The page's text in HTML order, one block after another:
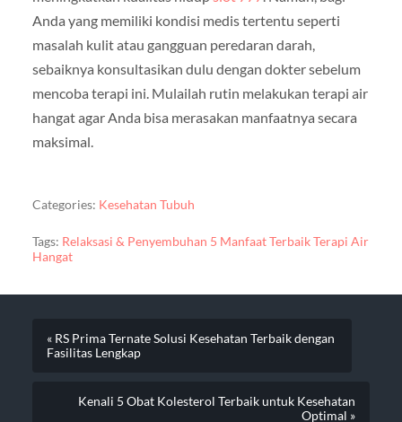
Anda yang memiliki kondisi medis tertentu seperti
masalah kulit atau gangguan peredaran darah,
sebaiknya konsultasikan dulu dengan dokter sebelum
mencoba terapi ini. Mulailah rutin melakukan terapi air
hangat agar Anda bisa merasakan manfaatnya secara
maksimal.
Categories: Kesehatan Tubuh
Tags: Relaksasi & Penyembuhan 5 Manfaat Terbaik Terapi Air
Hangat
« RS Prima Ternate Solusi Kesehatan Terbaik dengan
Fasilitas Lengkap
Kenali 5 Obat Kolesterol Terbaik untuk Kesehatan
Optimal »